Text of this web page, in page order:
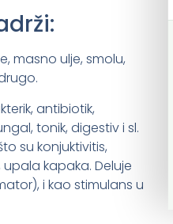
masno ulje, smolu,
antibiotik,
tonik, digestiv i sl.
su konjuktivitis,
kapaka. Deluje
i kao stimulans u